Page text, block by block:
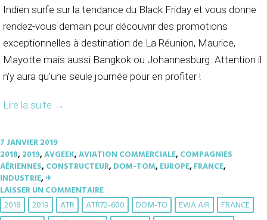
Indien surfe sur la tendance du Black Friday et vous donne
rendez-vous demain pour découvrir des promotions
exceptionnelles à destination de La Réunion, Maurice,
Mayotte mais aussi Bangkok ou Johannesburg. Attention il
n’y aura qu’une seule journée pour en profiter !
Lire la suite →
7 JANVIER 2019
2018,2019,AVGEEK,AVIATION COMMERCIALE,COMPAGNIES
AÉRIENNES,CONSTRUCTEUR,DOM-TOM,EUROPE,FRANCE,
INDUSTRIE,✈︎
LAISSER UN COMMENTAIRE
2018 2019 ATR ATR72-600 DOM-TO EWA AIR
FRANCE